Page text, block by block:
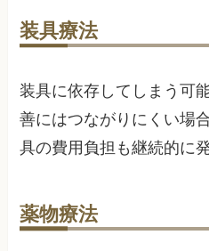
装具療法
装具に依存してしまう可
善にはつながりにくい場
具の費用負担も継続的に
薬物療法